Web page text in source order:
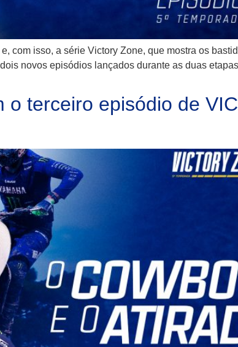
com isso, a série Victory Zone, que mostra os
novos episódios lançados durante as duas
terceiro episódio de